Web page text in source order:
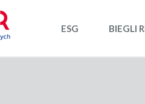
ESG BIEGLI